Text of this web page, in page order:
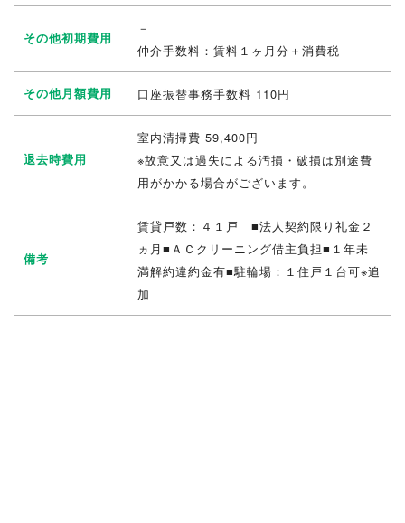
その他初期費用
－
仲介手数料：賃料１ヶ月分＋消費税
その他月額費用 口座振替事務手数料 110円
退去時費用
室内清掃費 59,400円
※故意又は過失による汚損・破損は別途費
用がかかる場合がございます。
備考
賃貸戸数：４１戸 ■法人契約限り礼金２
ヵ月■ＡＣクリーニング借主負担■１年未
満解約違約金有■駐輪場：１住戸１台可※追
加